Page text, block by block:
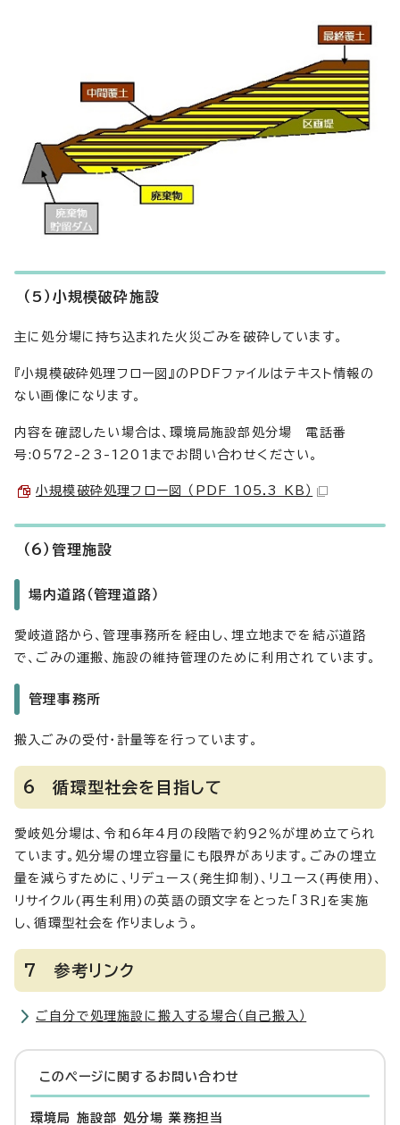
（5）小規模破砕施設
主に処分場に持ち込まれた火災ごみを破砕しています。
『小規模破砕処理フロー図』のPDFファイルはテキスト情報の
ない画像になります。
内容を確認したい場合は、環境局施設部処分場 電話番
号:0572-23-1201までお問い合わせください。
小規模破砕処理フロー図 （PDF 105.3 KB）
（6）管理施設
場内道路（管理道路）
愛岐道路から、管理事務所を経由し、埋立地までを結ぶ道路
で、ごみの運搬、施設の維持管理のために利用されています。
管理事務所
搬入ごみの受付・計量等を行っています。
6 循環型社会を目指して
愛岐処分場は、令和6年4月の段階で約92％が埋め立てられ
ています。処分場の埋立容量にも限界があります。ごみの埋立
量を減らすために、リデュース(発生抑制)、リユース(再使用)、
リサイクル(再生利用)の英語の頭文字をとった「3R」を実施
し、循環型社会を作りましょう。
7 参考リンク
ご自分で処理施設に搬入する場合（自己搬入）
このページに関する お問い合わせ
環境局 施設部 処分場 業務担当